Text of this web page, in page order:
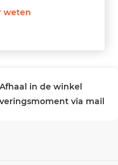
Afhaal in de winkel
via mail
weten